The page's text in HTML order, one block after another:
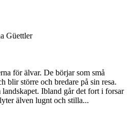
Güettler
för älvar. De börjar som små
blir större och bredare på sin resa.
Ibland går det fort i forsar
älven lugnt och stilla...